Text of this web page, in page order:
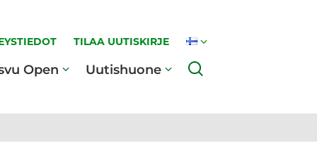
TILAA UUTISKIRJE
Open Uutishuone